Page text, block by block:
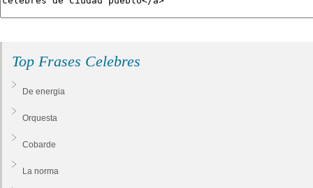
Top Frases Celebres
De energia
Orquesta
Cobarde
La norma